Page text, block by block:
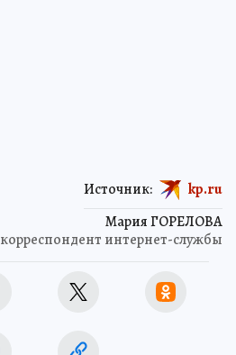
Мария ГОРЕЛОВА
корреспондент интернет-службы
Источник: kp.ru